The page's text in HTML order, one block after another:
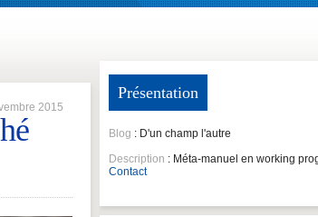
2015
Présentation
Blog : D'un champ l'autre
Description : Méta-manuel en working
Contact